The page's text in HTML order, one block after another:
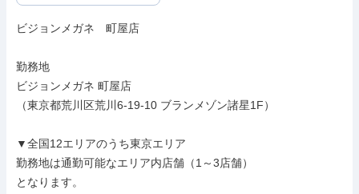
ビジョンメガネ　町屋店
勤務地
ビジョンメガネ 町屋店
（東京都荒川区荒川6-19-10 ブランメゾン諸星1F）
▼全国12エリアのうち東京エリア
勤務地は通勤可能なエリア内店舗（1～3店舗）
となります。